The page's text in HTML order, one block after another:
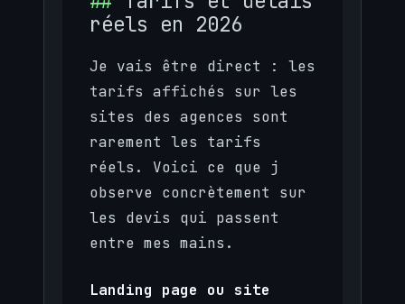
réels en 2026
Je vais être direct : les
tarifs affichés sur les
sites des agences sont
rarement les tarifs
réels. Voici ce que j
observe concrètement sur
les devis qui passent
entre mes mains.
Landing page ou site